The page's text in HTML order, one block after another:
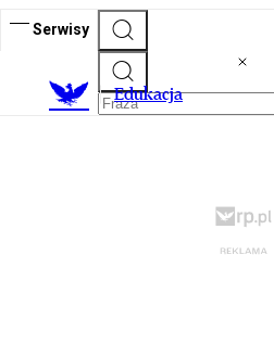
Serwisy
Edukacja